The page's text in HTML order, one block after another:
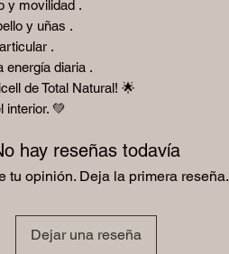
y movilidad .
y uñas .
.
energía diaria .
de Total Natural! 🌟
interior. 💚
hay reseñas todavía
tu opinión. Deja la primera reseña.
Dejar una reseña